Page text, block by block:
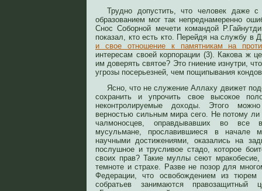
Трудно допустить, что человек даже
образованием мог так непреднамеренно
Снос Соборной мечети командой
показал, кто есть кто. Перейдя на службу
и свое отношение к памятникам на
интересам своей корпорации (3). Какова ж
им доверять святое? Это гниение изнутри,
угрозы посерьезней, чем пощипывания
Ясно, что не служение Аллаху движет
сохранить и упрочить свое высокое
неконтролируемые доходы. Этого
верностью сильным мира сего. Не потому
чалмоносцев, оправдывавших во все
мусульмане, прославившиеся в начале
научными достижениями, оказались на
послушное и трусливое стадо, которое
своих прав? Такие муллы сеют
темноте и страхе. Разве не позор для
Федерации, что освобождением из тюрем
собратьев занимаются правозащитный